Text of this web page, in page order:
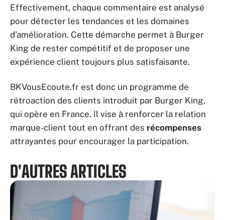
Effectivement, chaque commentaire est analysé
pour détecter les tendances et les domaines
d’amélioration. Cette démarche permet à Burger
King de rester compétitif et de proposer une
expérience client toujours plus satisfaisante.
BKVousEcoute.fr est donc un programme de
rétroaction des clients introduit par Burger King,
qui opère en France. Il vise à renforcer la relation
marque-client tout en offrant des récompenses
attrayantes pour encourager la participation.
D'AUTRES ARTICLES